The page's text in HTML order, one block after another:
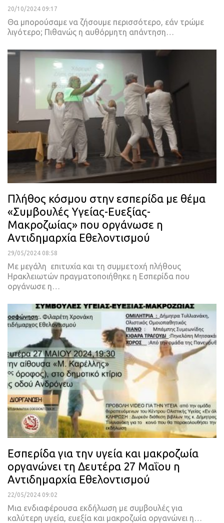
20/10/2024 09:17
Θα μπορούσαμε να ζήσουμε περισσότερο, εάν τρώμε
λιγότερο; Πιθανώς η αυθόρμητη απάντηση…
Πλήθος κόσμου στην εσπερίδα με θέμα
«Συμβουλές Υγείας-Ευεξίας-
Μακροζωίας» που οργάνωσε η
Αντιδημαρχία Εθελοντισμού
29/05/2024 08:58
Με μεγάλη επιτυχία και τη συμμετοχή πλήθους
Ηρακλειωτών πραγματοποιήθηκε η Εσπερίδα που
οργάνωσε η…
Eσπερίδα για την υγεία και μακροζωία
οργανώνει τη Δευτέρα 27 Μαΐου η
Αντιδημαρχία Εθελοντισμού
22/05/2024 09:02
Μια ενδιαφέρουσα εκδήλωση με συμβουλές για
καλύτερη υγεία, ευεξία και μακροζωία οργανώνει η…